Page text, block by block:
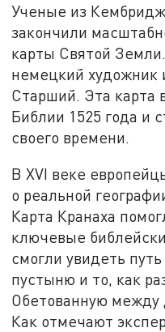
Ученые из
закончили
карты Святой
немецкий художник
Старший. Эта карта
Библии 1525 года и
своего времени.
В XVI веке
о реальной
Карта Кранаха
ключевые
смогли увидеть
пустыню и то, как
Обетованную между
Как отмечают